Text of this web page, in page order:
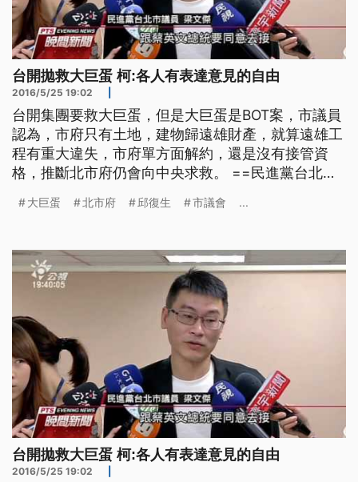
台開拋救大巨蛋 柯:各人有表達意見的自由
2016/5/25 19:02
台開集團要救大巨蛋，但是大巨蛋是BOT案，市議員
認為，市府只有土地，建物歸遠雄財產，就算遠雄工
程有重大違失，市府單方面解約，還是沒有接管資
格，推斷北市府仍會向中央求救。 ==民進黨台北市
七、八年的話 我覺得這個 也是沒有人願意看到的 所
出援助 基本上是要我們民進黨政府 跟
大巨蛋 北市府 邱復生 市議會 ...
台開拋救大巨蛋 柯:各人有表達意見的自由
2016/5/25 19:02